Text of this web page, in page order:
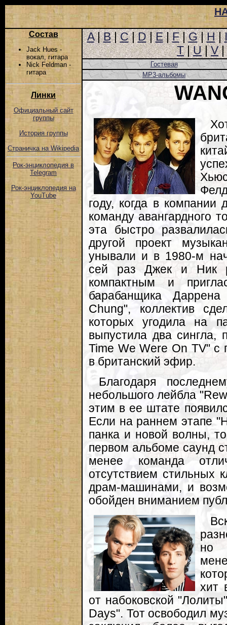
Состав
Jack Hues -
вокал, гитара
Nick Feldman -
гитара
Линки
Официальный сайт
группы
История группы
Страничка на Wikipedia
Рок-энциклопедия в
Telegram
Рок-энциклопедия на
YouTube
A|B|C|D|E|F|G|H|I
T|U|V|
Гостевая
MP3-альбомы
году, когда в компании
команду авангардного
эта быстро
другой проект
унывали и в 1980-м
сей раз Джек и Ник
компактным и
барабанщика
Chung", коллектив
которых угодила на
выпустила два сингла,
Time We Were On TV" с
в британский эфир.
Благодаря
небольшого лейбла
этим в ее штате
Если на раннем этапе
панка и новой волны,
первом альбоме саунд
менее команда
отсутствием стильных
драм-машинами, и
обойден вниманием
но
хит
от набоковской
Days". Тот освободил